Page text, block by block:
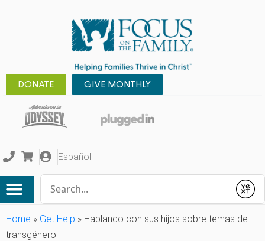
DONATE GIVE MONTHLY
Español
Submit
Home » Get Help » Hablando con sus hijos sobre temas de
transgénero